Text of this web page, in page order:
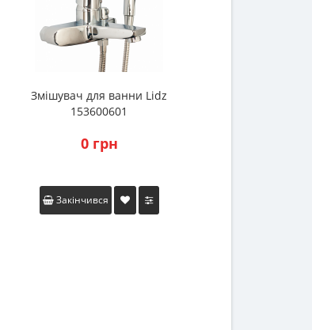
Змішувач для ванни Lidz
153600601
0 грн
Закінчився